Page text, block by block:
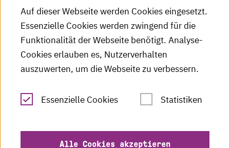
HKA-Podcast
HKA-Publikationen
RSS-Feed
Leichte Sprache
Auf dieser Webseite werden Cookies eingesetzt.
Essenzielle Cookies werden zwingend für die
Funktionalität der Webseite benötigt. Analyse-
Cookies erlauben es, Nutzerverhalten
auszuwerten, um die Webseite zu verbessern.
Essenzielle Cookies Statistiken
Alle Cookies akzeptieren